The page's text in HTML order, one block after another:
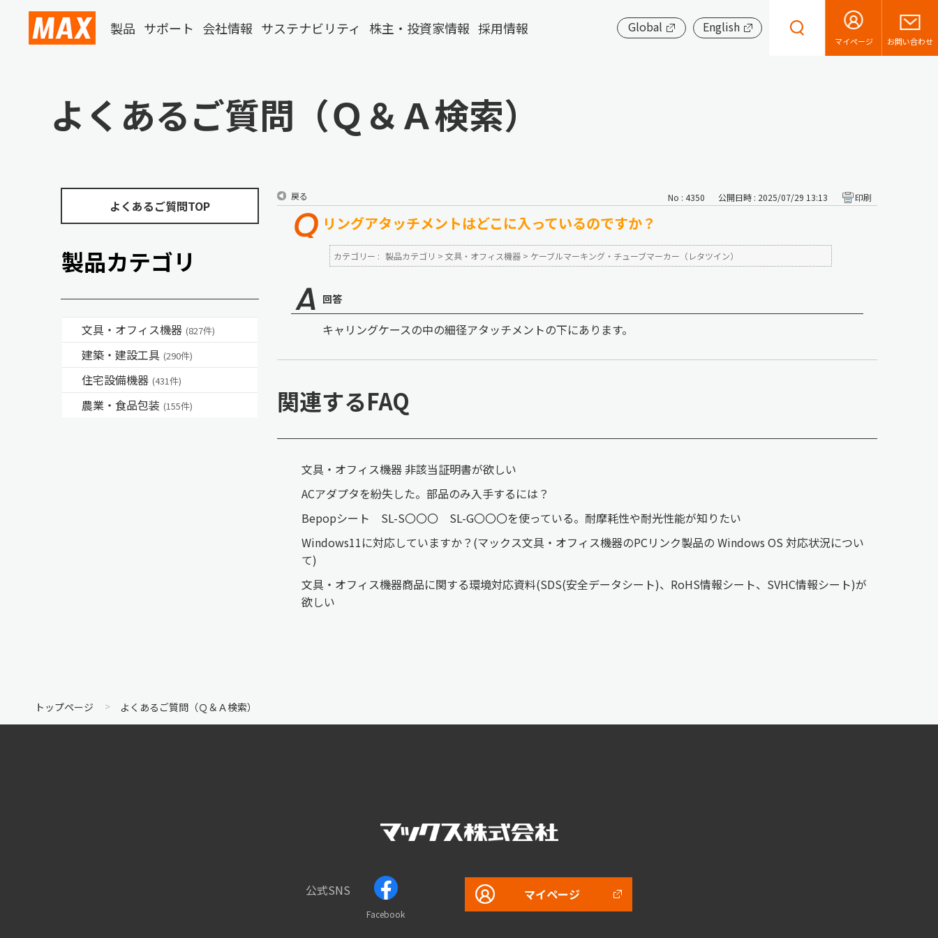
製品 サポート 会社情報 サステナビリティ 株主・投資家情報 採用情報 Global English
マイページ お問い合わせ
よくあるご質問（Ｑ＆Ａ検索）
よくあるご質問TOP
製品カテゴリ
文具・オフィス機器 (827件)
建築・建設工具 (290件)
住宅設備機器 (431件)
農業・食品包装 (155件)
戻る No : 4350 公開日時 : 2025/07/29 13:13 印刷
リングアタッチメントはどこに入っているのですか？
カテゴリー : 製品カテゴリ > 文具・オフィス機器 > ケーブルマーキング・チューブマーカー（レタツイン）
回答
キャリングケースの中の細径アタッチメントの下にあります。
関連するFAQ
文具・オフィス機器 非該当証明書が欲しい
ACアダプタを紛失した。部品のみ入手するには？
Bepopシート SL-S〇〇〇 SL-G〇〇〇を使っている。耐摩耗性や耐光性能が知りたい
Windows11に対応していますか？(マックス文具・オフィス機器のPCリンク製品の Windows OS 対応状況につい
て)
文具・オフィス機器商品に関する環境対応資料(SDS(安全データシート)、RoHS情報シート、SVHC情報シート)が
欲しい
トップページ よくあるご質問（Ｑ＆Ａ検索）
公式SNS
Facebook
マイページ